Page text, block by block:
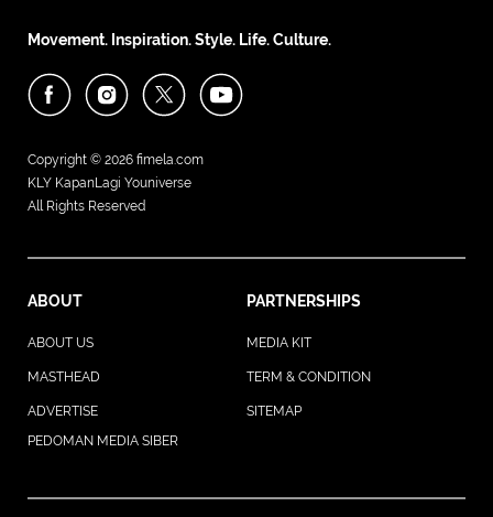
Movement. Inspiration. Style. Life. Culture.
Copyright © 2026 fimela.com
KLY KapanLagi Youniverse
All Rights Reserved
ABOUT PARTNERSHIPS
ABOUT US MEDIA KIT
MASTHEAD TERM & CONDITION
ADVERTISE
SITEMAP
PEDOMAN MEDIA SIBER